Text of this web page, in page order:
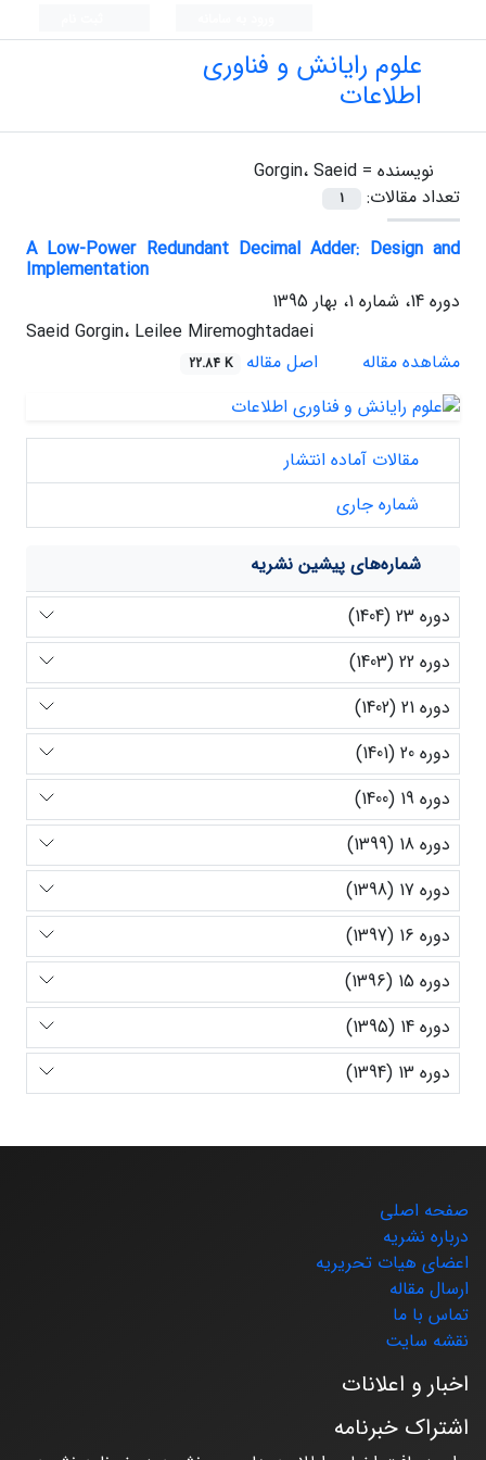
علوم رایانش و فناوری
اطلاعات
نویسنده = Gorgin، Saeid
تعداد مقالات:
1
A Low-Power Redundant Decimal Adder: Design and
Implementation
دوره 14، شماره 1، بهار 1395
Saeid Gorgin، Leilee Miremoghtadaei
مشاهده مقاله
اصل مقاله 22.84 K
مقالات آماده انتشار
شماره جاری
شماره‌های پیشین نشریه
دوره 23 (1404)
دوره 22 (1403)
دوره 21 (1402)
دوره 20 (1401)
دوره 19 (1400)
دوره 18 (1399)
دوره 17 (1398)
دوره 16 (1397)
دوره 15 (1396)
دوره 14 (1395)
دوره 13 (1394)
صفحه اصلی
درباره نشریه
اعضای هیات تحریریه
ارسال مقاله
تماس با ما
نقشه سایت
اخبار و اعلانات
اشتراک خبرنامه